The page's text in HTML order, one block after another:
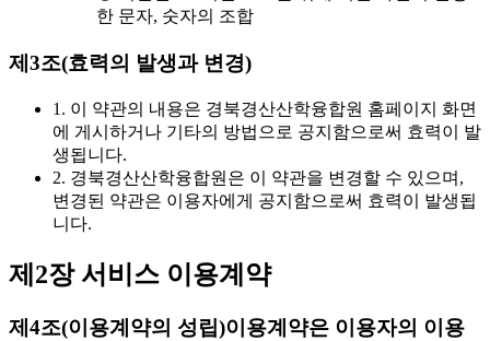
한 문자, 숫자의 조합
제3조(효력의 발생과 변경)
1. 이 약관의 내용은 경북경산산학융합원 홈페이지 화면
에 게시하거나 기타의 방법으로 공지함으로써 효력이 발
생됩니다.
2. 경북경산산학융합원은 이 약관을 변경할 수 있으며,
변경된 약관은 이용자에게 공지함으로써 효력이 발생됩
니다.
제2장 서비스 이용계약
제4조(이용계약의 성립)이용계약은 이용자의 이용